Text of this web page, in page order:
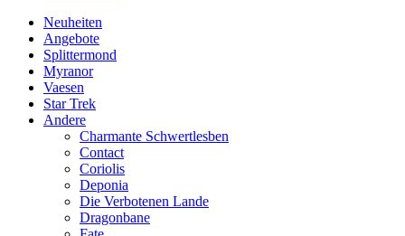
Neuheiten
Angebote
Splittermond
Myranor
Vaesen
Star Trek
Andere
Charmante Schwertlesben
Contact
Coriolis
Deponia
Die Verbotenen Lande
Dragonbane